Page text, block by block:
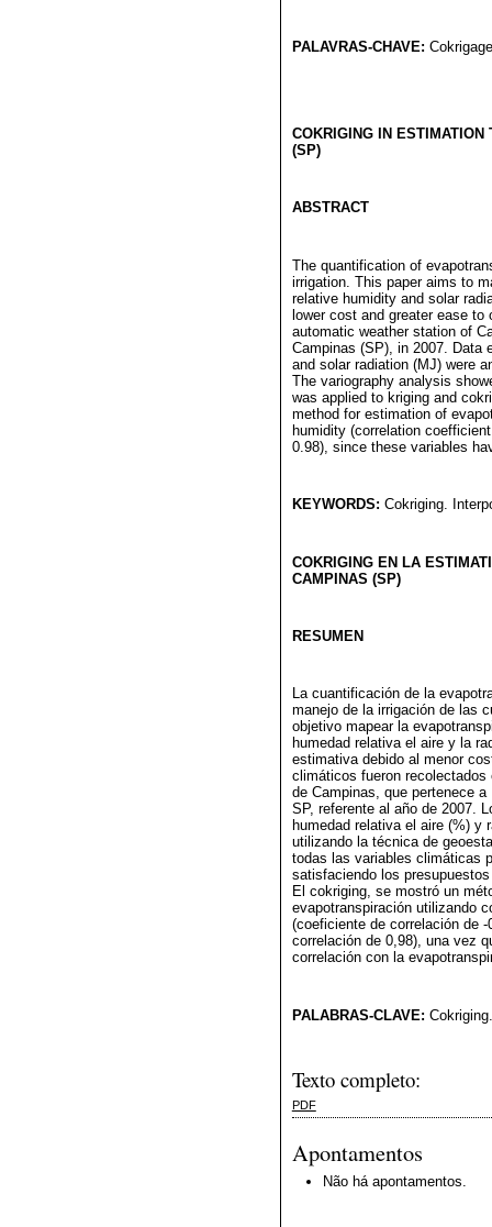
PALAVRAS-CHAVE:
COKRIGING IN ESTIMATION
(SP)
ABSTRACT
The quantification of
irrigation. This paper aims to
relative humidity and solar
lower cost and greater ease
automatic weather station of
Campinas (SP), in 2007. Data
and solar radiation (MJ) were
The variography analysis
was applied to kriging and
method for estimation of
humidity (correlation
0.98), since these variables
KEYWORDS: Cokriging.
COKRIGING EN LA
CAMPINAS (SP)
RESUMEN
La cuantificación de la
manejo de la irrigación de las
objetivo mapear la
humedad relativa el aire y la
estimativa debido al menor
climáticos fueron
de Campinas, que pertenece
SP, referente al año de 2007.
humedad relativa el aire (%) y
utilizando la técnica de
todas las variables climáticas
satisfaciendo los
El cokriging, se mostró un
evapotranspiración utilizando
(coeficiente de correlación de
correlación de 0,98), una vez
correlación con la
PALABRAS-CLAVE:
Texto completo:
PDF
Apontamentos
Não há apontamentos.